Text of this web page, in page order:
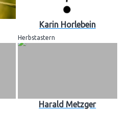
Karin Horlebein
Herbstastern
Harald Metzger